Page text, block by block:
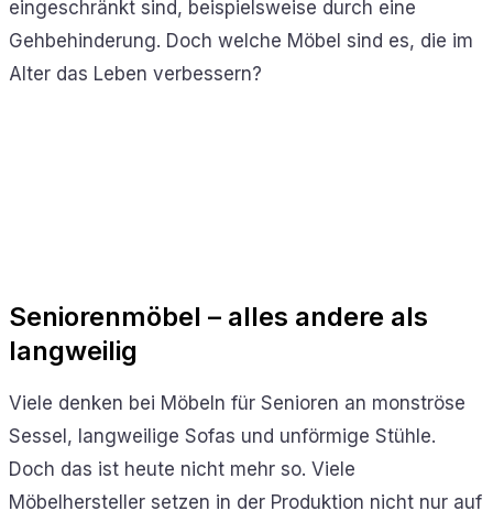
eingeschränkt sind, beispielsweise durch eine
Gehbehinderung. Doch welche Möbel sind es, die im
Alter das Leben verbessern?
Seniorenmöbel – alles andere als
langweilig
Viele denken bei Möbeln für Senioren an monströse
Sessel, langweilige Sofas und unförmige Stühle.
Doch das ist heute nicht mehr so. Viele
Möbelhersteller setzen in der Produktion nicht nur auf